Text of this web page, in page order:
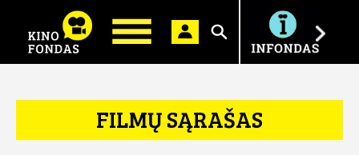
Ieškoti
FILMŲ SĄRAŠAS